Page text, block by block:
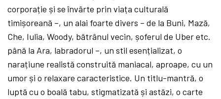
corporație și se învârte prin viața culturală
timișoreană –, un alai foarte divers – de la Buni, Mază,
Che, Iulia, Woody, bătrânul vecin, șoferul de Uber etc.
până la Ara, labradorul –, un stil esențializat, o
narațiune realistă construită maniacal, aproape, cu un
umor și o relaxare caracteristice. Un titlu-mantră, o
luptă cu o boală tabu, stigmatizată și astăzi, o carte